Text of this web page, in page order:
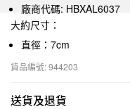
廠商代碼: HBXAL6037
大約尺寸：
直徑：7cm
貨品編號: 944203
送貨及退貨